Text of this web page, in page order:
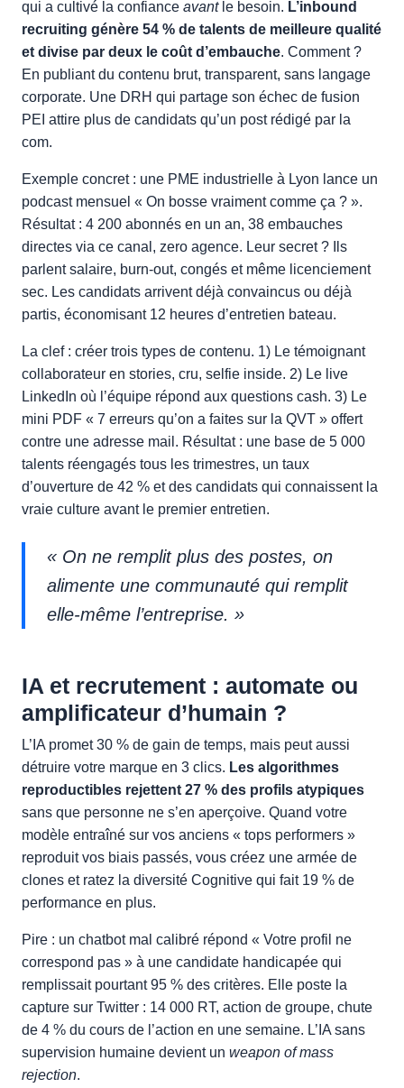
qui a cultivé la confiance avantle besoin. L’inbound
recruiting génère 54 % de talents de meilleure qualité
et divise par deux le coût d’embauche. Comment ?
En publiant du contenu brut, transparent, sans langage
corporate. Une DRH qui partage son échec de fusion
PEI attire plus de candidats qu’un post rédigé par la
com.
Exemple concret : une PME industrielle à Lyon lance un
podcast mensuel « On bosse vraiment comme ça ? ».
Résultat : 4 200 abonnés en un an, 38 embauches
directes via ce canal, zero agence. Leur secret ? Ils
parlent salaire, burn-out, congés et même licenciement
sec. Les candidats arrivent déjà convaincus ou déjà
partis, économisant 12 heures d’entretien bateau.
La clef : créer trois types de contenu. 1) Le témoignant
collaborateur en stories, cru, selfie inside. 2) Le live
LinkedIn où l’équipe répond aux questions cash. 3) Le
mini PDF « 7 erreurs qu’on a faites sur la QVT » offert
contre une adresse mail. Résultat : une base de 5 000
talents réengagés tous les trimestres, un taux
d’ouverture de 42 % et des candidats qui connaissent la
vraie culture avant le premier entretien.
« On ne remplit plus des postes, on
alimente une communauté qui remplit
elle-même l’entreprise. »
IA et recrutement : automate ou
amplificateur d’humain ?
L’IA promet 30 % de gain de temps, mais peut aussi
détruire votre marque en 3 clics. Les algorithmes
reproductibles rejettent 27 % des profils atypiques
sans que personne ne s’en aperçoive. Quand votre
modèle entraîné sur vos anciens « tops performers »
reproduit vos biais passés, vous créez une armée de
clones et ratez la diversité Cognitive qui fait 19 % de
performance en plus.
Pire : un chatbot mal calibré répond « Votre profil ne
correspond pas » à une candidate handicapée qui
remplissait pourtant 95 % des critères. Elle poste la
capture sur Twitter : 14 000 RT, action de groupe, chute
de 4 % du cours de l’action en une semaine. L’IA sans
supervision humaine devient un weapon of mass
rejection.